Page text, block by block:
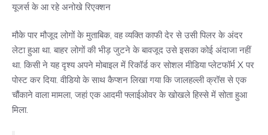
यूजर्स के आ रहे अनोखे रिएक्शन
मौके पार मौजूद लोगों के मुताबिक, वह व्यक्ति काफी देर से उसी पिलर के अंदर
लेटा हुआ था. बाहर लोगों की भीड़ जुटने के बावजूद उसे इसका कोई अंदाजा नहीं
था. किसी ने यह दृश्य अपने मोबाइल में रिकॉर्ड कर सोशल मीडिया प्लेटफॉर्म X पर
पोस्ट कर दिया. वीडियो के साथ कैप्शन लिखा गया कि जालहल्ली क्रॉस से एक
चौंकाने वाला मामला, जहां एक आदमी फ्लाईओवर के खोखले हिस्से में सोता हुआ
मिला.